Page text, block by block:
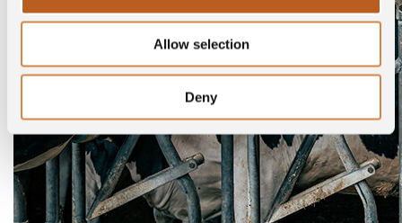
Allow selection
Deny